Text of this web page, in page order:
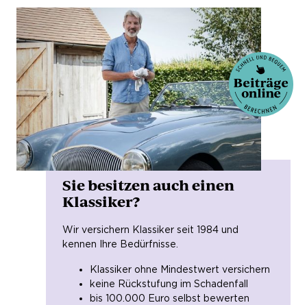
Sie besitzen auch einen
Klassiker?
Wir versichern Klassiker seit 1984 und
kennen Ihre Bedürfnisse.
Klassiker ohne Mindestwert versichern
keine Rückstufung im Schadenfall
bis 100.000 Euro selbst bewerten